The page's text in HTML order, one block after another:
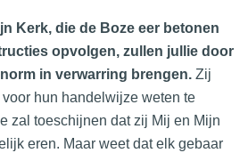
Kerk, die de Boze eer betonen
opvolgen, zullen jullie door
in verwarring brengen. Zij
hun handelwijze weten te
zal toeschijnen dat zij Mij en Mijn
eren. Maar weet dat elk gebaar